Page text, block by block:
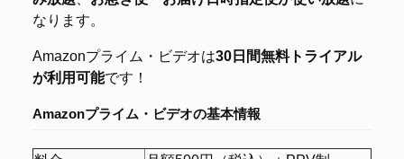
なります。
Amazonプライム・ビデオは30日間無料トライアル
が利用可能です！
Amazonプライム・ビデオの基本情報